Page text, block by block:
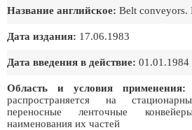
Название английское: Belt conveyors.
Дата издания: 17.06.1983
Дата введения в действие: 01.01.1984
Область и условия применения:
распространяется на
переносные ленточные
наименования их частей